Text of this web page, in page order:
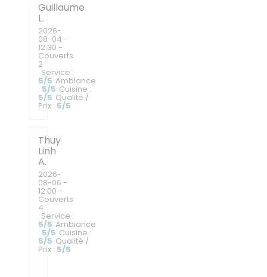
Guillaume
L
2026-
08-04 -
12:30 -
Couverts
2
Service :
5/5 Ambiance
: 5/5 Cuisine :
5/5 Qualité /
Prix : 5/5
Thuy
Linh
A
2026-
08-06 -
12:00 -
Couverts
4
Service :
5/5 Ambiance
: 5/5 Cuisine :
5/5 Qualité /
Prix : 5/5